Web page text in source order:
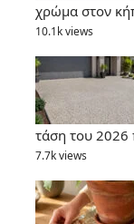
χρώμα στον
10.1k views
τάση του 2026
7.7k views